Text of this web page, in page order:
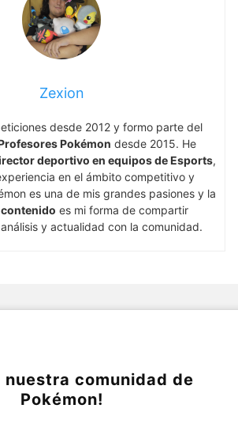
Zexion
desde 2012 y formo parte del
Pokémon desde 2015. He
deportivo en equipos de Esports,
en el ámbito competitivo y
es una de mis grandes pasiones y la
es mi forma de compartir
y actualidad con la comunidad.
nuestra comunidad de
Pokémon!